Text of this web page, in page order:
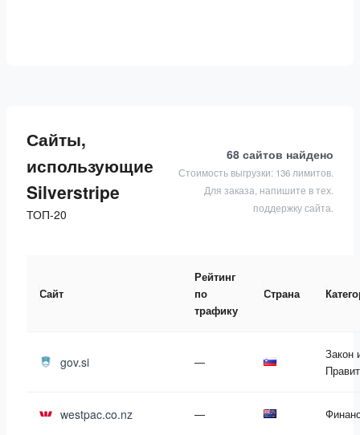
Сайты,
использующие
Silverstripe
ТОП-20
68 сайтов найдено
Стоимость выгрузки: 136 лимитов.
Для заказа, напишите в тех.
поддержку сайта.
Сайт
Рейтинг
по
трафику
Страна
gov.si —
Закон
westpac.co.nz —